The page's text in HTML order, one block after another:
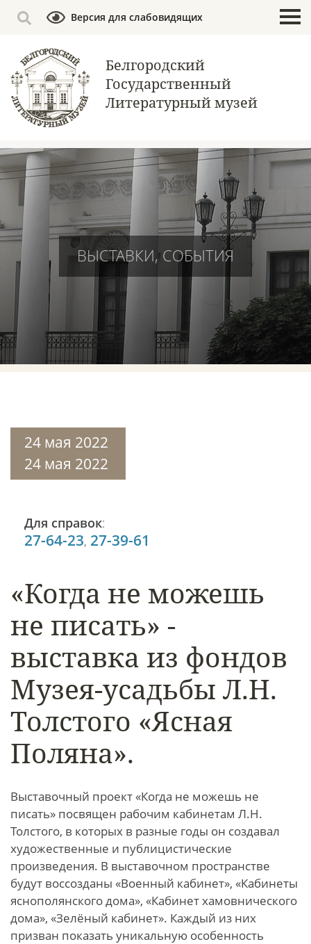
Версия для слабовидящих
Белгородский
Государственный
Литературный музей
ВЫСТАВКИ, СОБЫТИЯ
«Когда не можешь
не писать» -
выставка из фондов
Музея-усадьбы Л.Н.
Толстого «Ясная
Поляна».
Выставочный проект «Когда не можешь не
писать» посвящен рабочим кабинетам Л.Н.
Толстого, в которых в разные годы он создавал
художественные и публицистические
произведения. В выставочном пространстве
будут воссозданы «Военный кабинет», «Кабинеты
яснополянского дома», «Кабинет хамовнического
дома», «Зелёный кабинет». Каждый из них
призван показать уникальную особенность
24 мая 2022
24 мая 2022
Для справок:
27-64-23, 27-39-61